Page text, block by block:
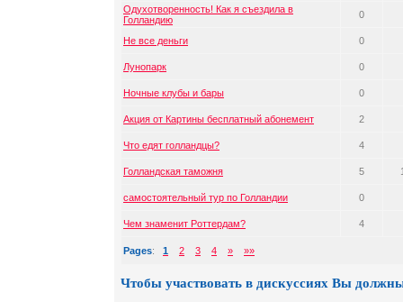
Одухотворенность! Как я съездила в
Голландию
0
Не все деньги 0
Лунопарк 0
Ночные клубы и бары 0
Акция от Картины бесплатный абонемент 2
Что едят голландцы? 4
Голландская таможня 5
самостоятельный тур по Голландии 0
Чем знаменит Роттердам? 4
Pages: 1 2 3 4 » »»
Чтобы участвовать в дискуссиях Вы